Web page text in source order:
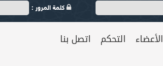
كلمة المرور :
الأعضاء التحكم اتصل بنا